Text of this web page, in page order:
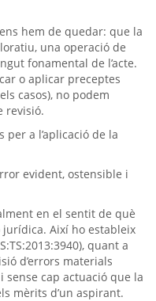
hem de quedar: que la
una operació de
fonamental de l’acte.
o aplicar preceptes
casos), no podem
revisió.
a l’aplicació de la
evident, ostensible i
en el sentit de què
Així ho estableix
quant a
d’errors materials
sense cap actuació que la
mèrits d’un aspirant.